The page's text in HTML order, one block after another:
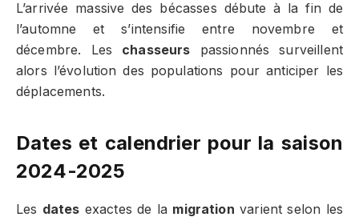
L’arrivée massive des bécasses débute à la fin de
l’automne et s’intensifie entre novembre et
décembre. Les chasseurs passionnés surveillent
alors l’évolution des populations pour anticiper les
déplacements.
Dates et calendrier pour la saison
2024-2025
Les dates exactes de la migration varient selon les